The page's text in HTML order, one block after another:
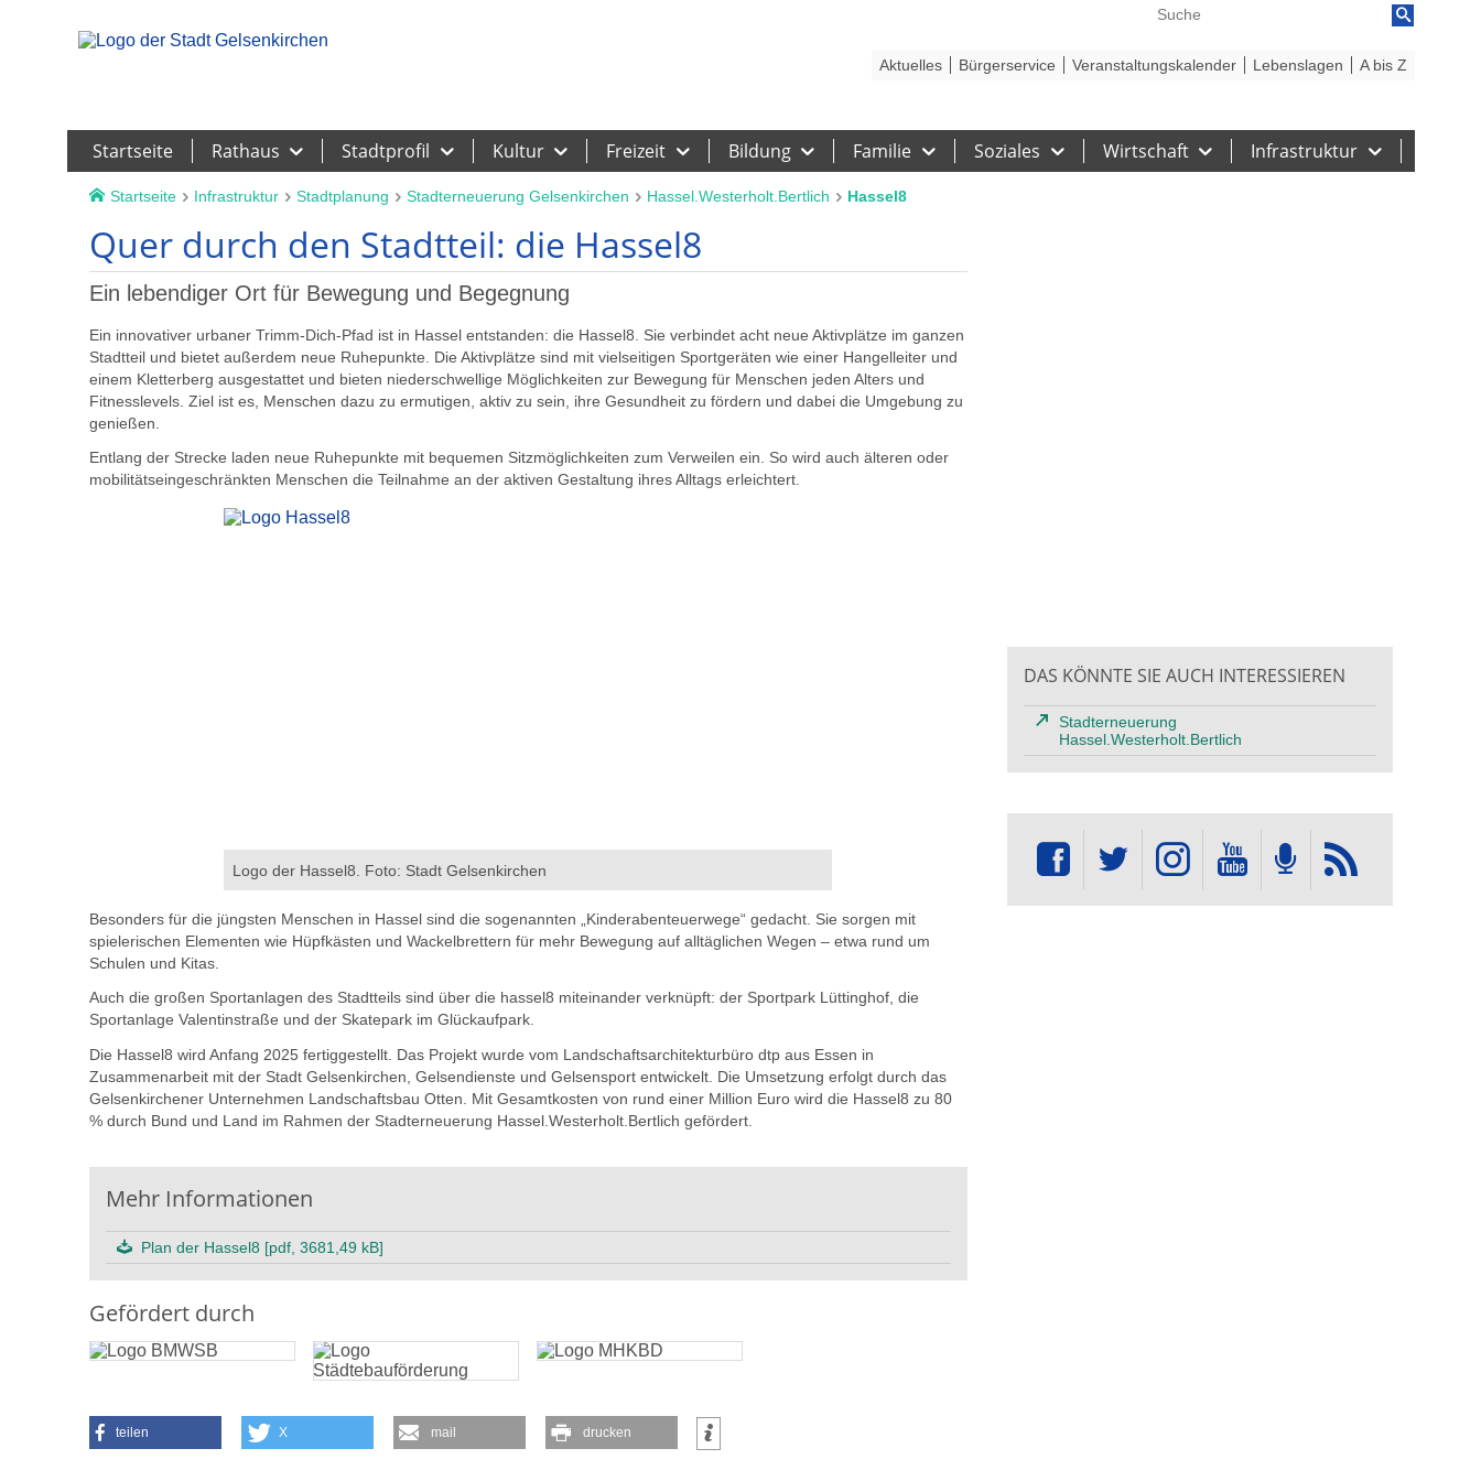
Startseite Rathaus Stadtprofil Kultur Freizeit Bildung Familie Soziales Wirtschaft Infrastruktur
Aktuelles Bürgerservice Veranstaltungskalender Lebenslagen A bis Z
Startseite Infrastruktur Stadtplanung Stadterneuerung Gelsenkirchen Hassel.Westerholt.Bertlich Hassel8
Quer durch den Stadtteil: die Hassel8
Ein lebendiger Ort für Bewegung und Begegnung
Ein innovativer urbaner Trimm-Dich-Pfad ist in Hassel entstanden: die Hassel8. Sie verbindet acht neue Aktivplätze im ganzen
Stadtteil und bietet außerdem neue Ruhepunkte. Die Aktivplätze sind mit vielseitigen Sportgeräten wie einer Hangelleiter und
einem Kletterberg ausgestattet und bieten niederschwellige Möglichkeiten zur Bewegung für Menschen jeden Alters und
Fitnesslevels. Ziel ist es, Menschen dazu zu ermutigen, aktiv zu sein, ihre Gesundheit zu fördern und dabei die Umgebung zu
genießen.
Entlang der Strecke laden neue Ruhepunkte mit bequemen Sitzmöglichkeiten zum Verweilen ein. So wird auch älteren oder
mobilitätseingeschränkten Menschen die Teilnahme an der aktiven Gestaltung ihres Alltags erleichtert.
Logo der Hassel8. Foto: Stadt Gelsenkirchen
Besonders für die jüngsten Menschen in Hassel sind die sogenannten „Kinderabenteuerwege“ gedacht. Sie sorgen mit
spielerischen Elementen wie Hüpfkästen und Wackelbrettern für mehr Bewegung auf alltäglichen Wegen – etwa rund um
Schulen und Kitas.
Auch die großen Sportanlagen des Stadtteils sind über die hassel8 miteinander verknüpft: der Sportpark Lüttinghof, die
Sportanlage Valentinstraße und der Skatepark im Glückaufpark.
Die Hassel8 wird Anfang 2025 fertiggestellt. Das Projekt wurde vom Landschaftsarchitekturbüro dtp aus Essen in
Zusammenarbeit mit der Stadt Gelsenkirchen, Gelsendienste und Gelsensport entwickelt. Die Umsetzung erfolgt durch das
Gelsenkirchener Unternehmen Landschaftsbau Otten. Mit Gesamtkosten von rund einer Million Euro wird die Hassel8 zu 80
% durch Bund und Land im Rahmen der Stadterneuerung Hassel.Westerholt.Bertlich gefördert.
Mehr Informationen
Plan der Hassel8 [pdf, 3681,49 kB]
Gefördert durch
teilen X mail drucken
DAS KÖNNTE SIE AUCH INTERESSIEREN
Stadterneuerung
Hassel.Westerholt.Bertlich